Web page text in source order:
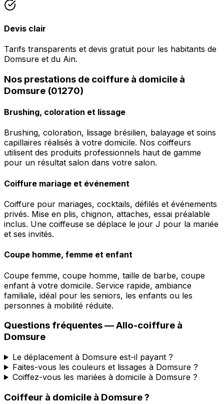
Devis clair
Tarifs transparents et devis gratuit pour les habitants de
Domsure et du Ain.
Nos prestations de coiffure à domicile à
Domsure (01270)
Brushing, coloration et lissage
Brushing, coloration, lissage brésilien, balayage et soins
capillaires réalisés à votre domicile. Nos coiffeurs
utilisent des produits professionnels haut de gamme
pour un résultat salon dans votre salon.
Coiffure mariage et événement
Coiffure pour mariages, cocktails, défilés et événements
privés. Mise en plis, chignon, attaches, essai préalable
inclus. Une coiffeuse se déplace le jour J pour la mariée
et ses invités.
Coupe homme, femme et enfant
Coupe femme, coupe homme, taille de barbe, coupe
enfant à votre domicile. Service rapide, ambiance
familiale, idéal pour les seniors, les enfants ou les
personnes à mobilité réduite.
Questions fréquentes —Allo-coiffure à
Domsure
Le déplacement à Domsure est-il payant ?
Faites-vous les couleurs et lissages à Domsure ?
Coiffez-vous les mariées à domicile à Domsure ?
Coiffeur à domicile à Domsure?